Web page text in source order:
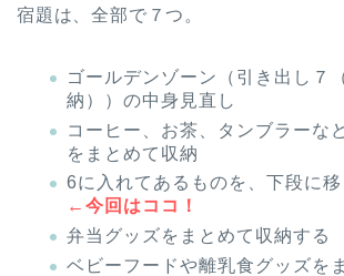
宿題は、全部で７つ。
ゴールデンゾーン（引き出し７
納））の中身見直し
コーヒー、お茶、タンブラーな
をまとめて収納
6に入れてあるものを、下段に
←今回はココ！
弁当グッズをまとめて収納する
ベビーフードや離乳食グッズを